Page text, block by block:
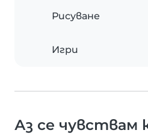
Рисуване
Игри
Аз се чувствам